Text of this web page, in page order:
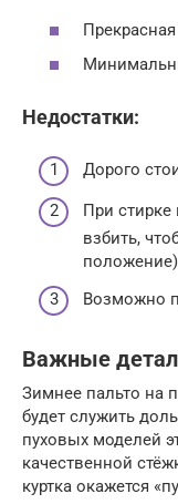
Недостатки:
Дорого
При
взбить,
Возможно
Важные
Зимнее пальто на
будет служить
пуховых моделей
качественной
куртка окажется